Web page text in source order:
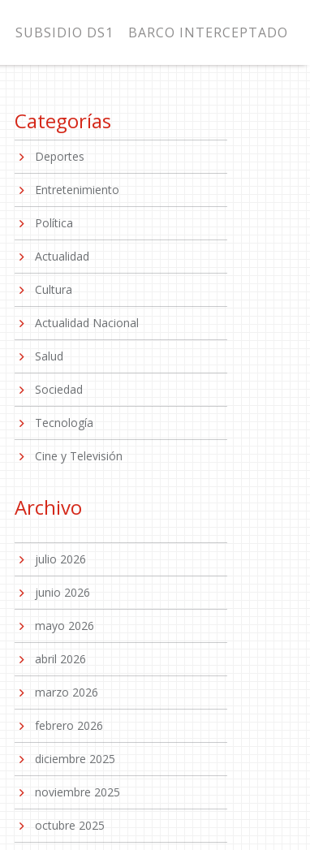
SUBSIDIO DS1 BARCO INTERCEPTADO
Categorías
Deportes
Entretenimiento
Política
Actualidad
Cultura
Actualidad Nacional
Salud
Sociedad
Tecnología
Cine y Televisión
Archivo
julio 2026
junio 2026
mayo 2026
abril 2026
marzo 2026
febrero 2026
diciembre 2025
noviembre 2025
octubre 2025